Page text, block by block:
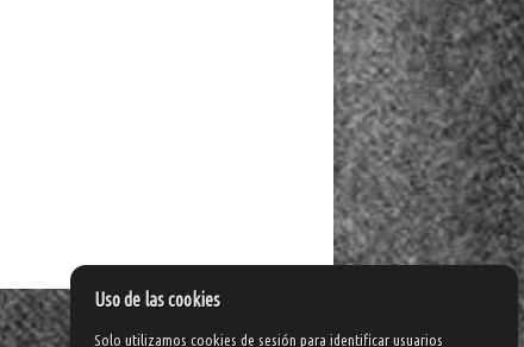
Uso de las cookies
Solo utilizamos cookies de sesión para identificar usuarios